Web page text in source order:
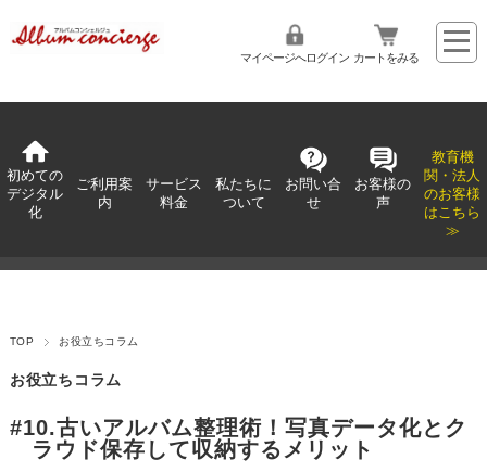
マイページへログイン カートをみる
初めての
デジタル
化
ご利用案
内
サービス
料金
私たちに
ついて
お問い合
せ
お客様の
声
教育機
関・法人
のお客様
はこちら
≫
TOP お役立ちコラム
お役立ちコラム
#10.古いアルバム整理術！写真データ化とク
ラウド保存して収納するメリット